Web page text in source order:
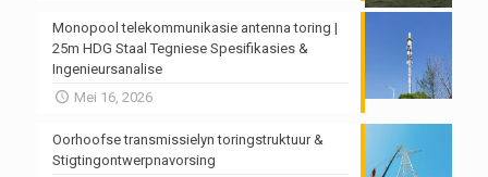
Monopool telekommunikasie antenna toring |
25m HDG Staal Tegniese Spesifikasies &
Ingenieursanalise
Mei 16, 2026
Oorhoofse transmissielyn toringstruktuur &
Stigtingontwerpnavorsing